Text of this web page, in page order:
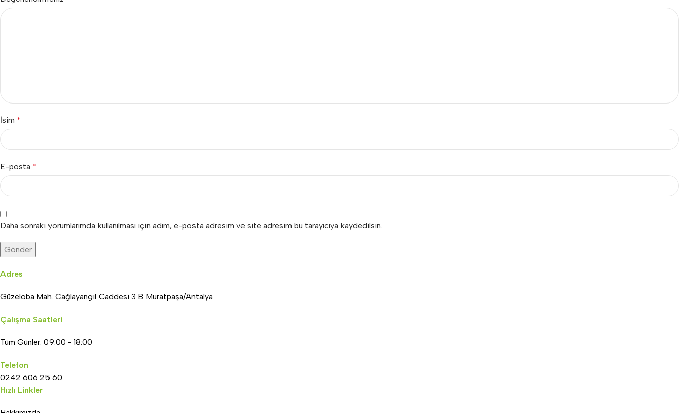
İsim *
E-posta *
Daha sonraki yorumlarımda kullanılması için adım, e-posta adresim ve site adresim bu tarayıcıya kaydedilsin.
Adres
Güzeloba Mah. Cağlayangil Caddesi 3 B Muratpaşa/Antalya
Çalışma Saatleri
Tüm Günler: 09:00 - 18:00
Telefon
0242 606 25 60
Hızlı Linkler